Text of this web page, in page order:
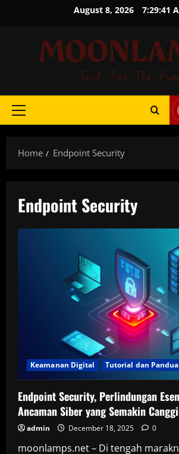
August 8, 2026 7:29:41
Primary
Home Endpoint Security
Endpoint Security
Keamanan Digital Tutorial dan
Endpoint Security, Perlindungan
Ancaman Siber yang Semakin
admin December 18, 2025 0
moonlamps.net – Di tengah